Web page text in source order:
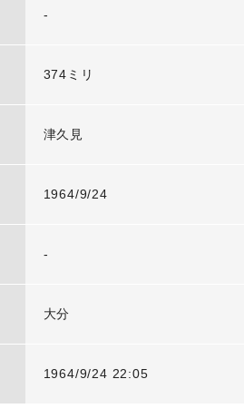
-
374ミリ
津久見
1964/9/24
-
大分
1964/9/24 22:05